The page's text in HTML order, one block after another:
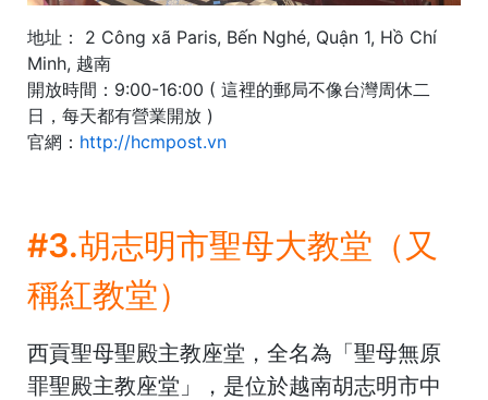
地址： 2 Công xã Paris, Bến Nghé, Quận 1, Hồ Chí
Minh, 越南
開放時間：9:00-16:00 ( 這裡的郵局不像台灣周休二
日，每天都有營業開放 )
官網： http://hcmpost.vn
#3.胡志明市聖母大教堂（又
稱紅教堂）
西貢聖母聖殿主教座堂，全名為「聖母無原
罪聖殿主教座堂」，是位於越南胡志明市中